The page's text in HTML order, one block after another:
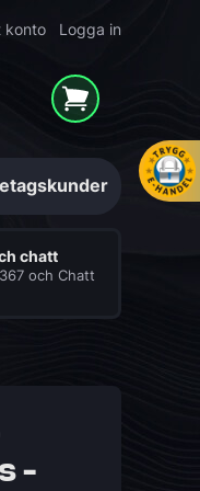
konto Logga in
Chassi
chatt
och Chatt
-